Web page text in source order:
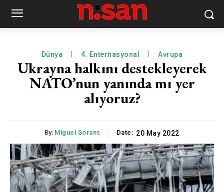
Dünya 4. Enternasyonal Avrupa
Ukrayna halkını destekleyerek
NATO’nun yanında mı yer
alıyoruz?
By: Miguel Sorans Date: 20 May 2022